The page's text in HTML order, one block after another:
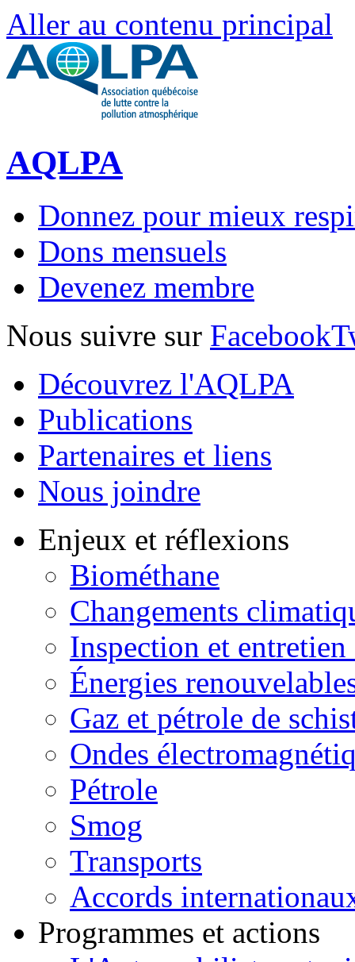
Aller au contenu principal
AQLPA
Donnez pour mieux
Dons mensuels
Devenez membre
Nous suivre sur Facebook
Découvrez l'AQLPA
Publications
Partenaires et liens
Nous joindre
Enjeux et réflexions
Biométhane
Changements
Inspection et entretien
Énergies
Gaz et pétrole de
Ondes
Pétrole
Smog
Transports
Accords
Programmes et actions